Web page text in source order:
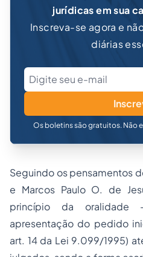
jurídicas em sua
Inscreva-se agora e
diárias
Os boletins são gratuitos. Não
Seguindo os pensamentos
e Marcos Paulo O. de
princípio da
apresentação do pedido
art. 14 da Lei 9.099/1995)